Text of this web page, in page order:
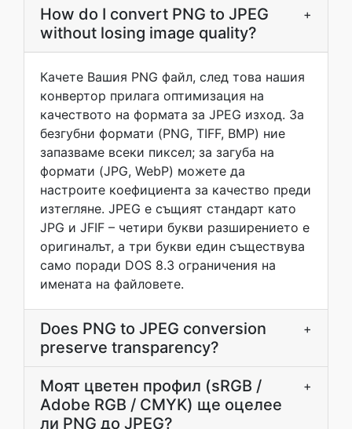
How do I convert PNG to JPEG
without losing image quality?
+
Качете Вашия PNG файл, след това нашия
конвертор прилага оптимизация на
качеството на формата за JPEG изход. За
безгубни формати (PNG, TIFF, BMP) ние
запазваме всеки пиксел; за загуба на
формати (JPG, WebP) можете да
настроите коефициента за качество преди
изтегляне. JPEG е същият стандарт като
JPG и JFIF – четири букви разширението е
оригиналът, а три букви един съществува
само поради DOS 8.3 ограничения на
имената на файловете.
Does PNG to JPEG conversion
preserve transparency?
+
Моят цветен профил (sRGB /
Adobe RGB / CMYK) ще оцелее
ли PNG до JPEG?
+